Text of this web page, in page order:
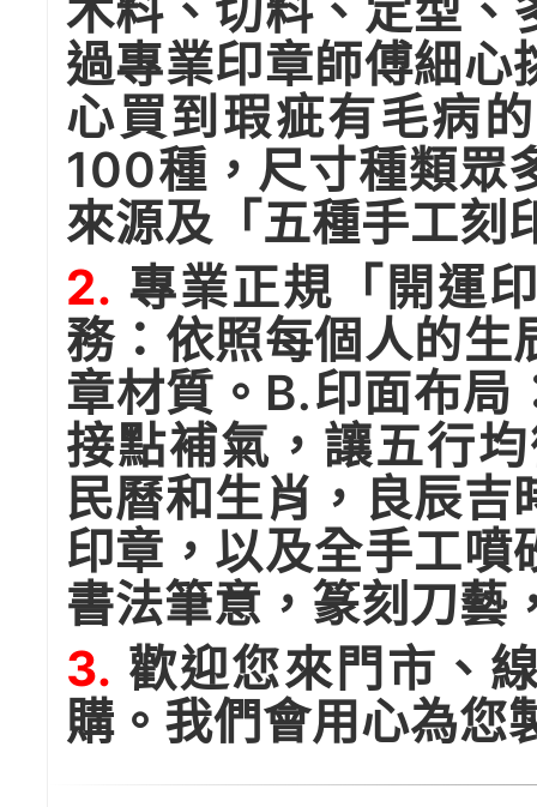
過專業印章師傅細心
心買到瑕疵有毛病
100種，尺寸種類眾
來源及「五種手工刻
2. 專業正規「開運
務：依照每個人的生
章材質。B.印面布局
接點補氣，讓五行
民曆和生肖，良辰吉
印章，以及全手工噴
書法筆意，篆刻刀藝
3. 歡迎您來門市、
購。我們會用心為您